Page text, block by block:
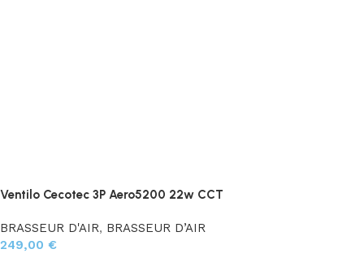
Ventilo Cecotec 3P Aero5200 22w CCT
BRASSEUR D'AIR, BRASSEUR D’AIR
249,00 €